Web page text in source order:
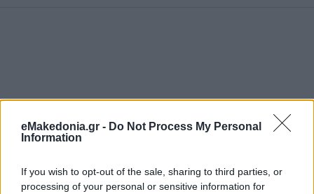
eMakedonia.gr - Do Not Process My Personal
Information
If you wish to opt-out of the sale, sharing to third parties, or
processing of your personal or sensitive information for